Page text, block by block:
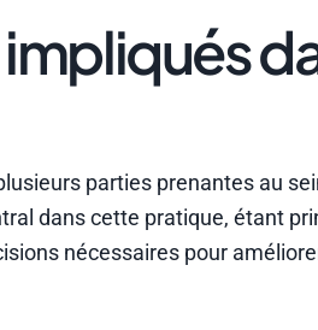
parties prenantes au
dans cette pratique, étant
nécessaires pour